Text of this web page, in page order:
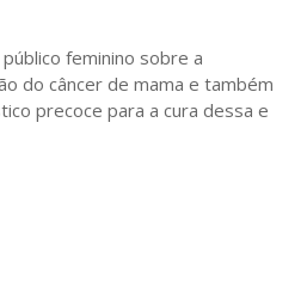
feminino sobre a
do câncer de mama e também
precoce para a cura dessa e